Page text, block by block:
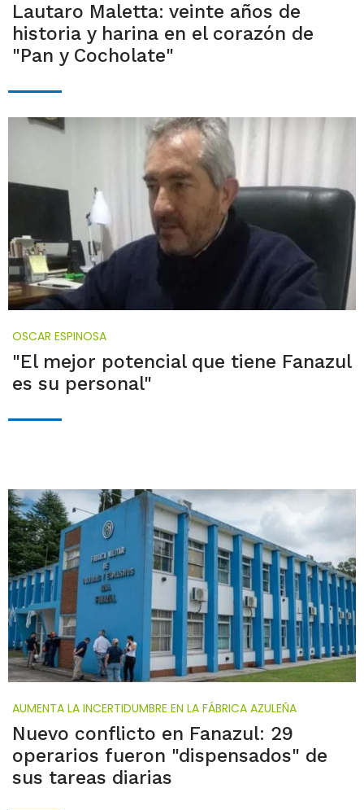
Lautaro Maletta: veinte años de
historia y harina en el corazón de
"Pan y Cocholate"
OSCAR ESPINOSA
"El mejor potencial que tiene Fanazul
es su personal"
AUMENTA LA INCERTIDUMBRE EN LA FÁBRICA AZULEÑA
Nuevo conflicto en Fanazul: 29
operarios fueron "dispensados" de
sus tareas diarias